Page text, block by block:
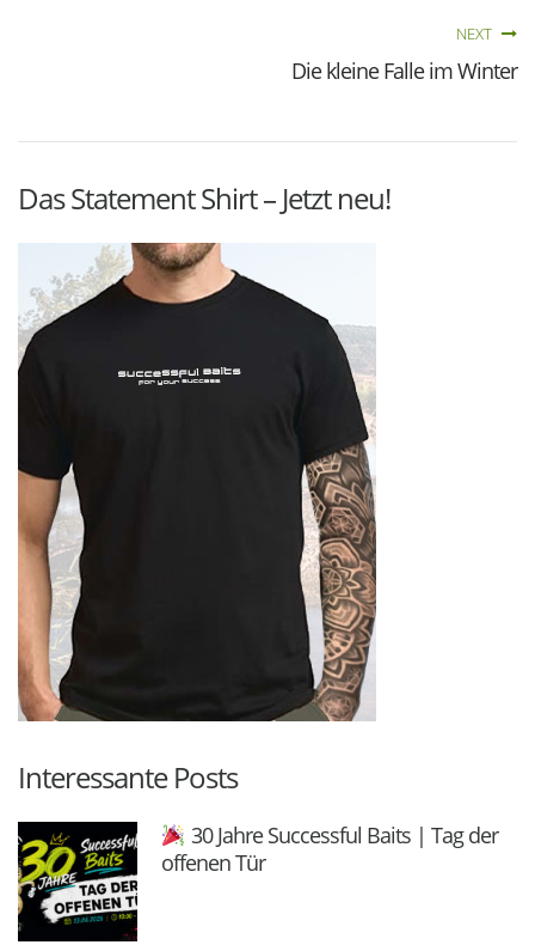
NEXT
Die kleine Falle im Winter
Das Statement Shirt – Jetzt neu!
Interessante Posts
30 Jahre Successful Baits | Tag der
offenen Tür